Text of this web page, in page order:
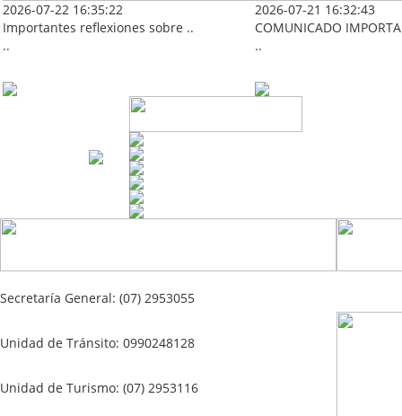
2026-07-22 16:35:22
Importantes reflexiones sobre ..
..
2026-07-21 16:32:43
COMUNICADO
..
Secretaría General: (07) 2953055
Unidad de Tránsito: 0990248128
Unidad de Turismo: (07) 2953116